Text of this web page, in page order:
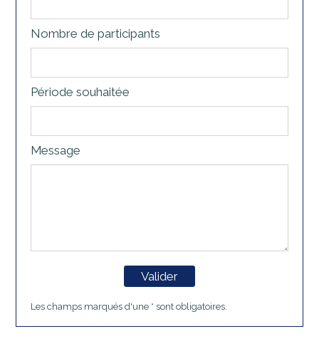
Nombre de participants
Période souhaitée
Message
Valider
Les champs marqués d'une * sont obligatoires.